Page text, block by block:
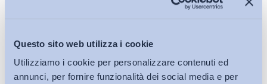
Questo sito web utilizza i cookie
Utilizziamo i cookie per personalizzare contenuti ed
annunci, per fornire funzionalità dei social media e per
0
Iscriviti alla Newsletter